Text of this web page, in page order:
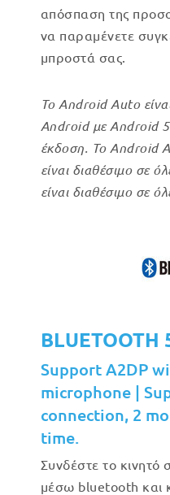
απόσπαση της
να παραμένετε
μπροστά σας.
Το Android Auto
Android με Android
έκδοση. Το Android
είναι διαθέσιμο σε
είναι διαθέσιμο σε
BLUETOOTH
Support A2DP
microphone |
connection, 2
time.
Συνδέστε το κινητό
μέσω bluetooth και